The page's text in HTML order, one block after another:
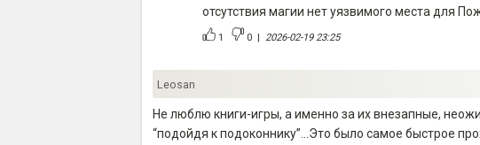
отсутствия магии нет уязвимого места для
1 0 | 2026-02-19 23:25
Leosan
Не люблю книги-игры, а именно за их внезапные,
“подойдя к подоконнику”…Это было самое быстрое